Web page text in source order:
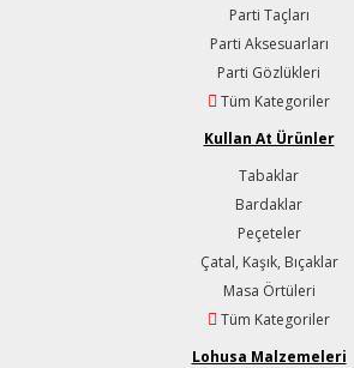
Parti Taçları
Parti Aksesuarları
Parti Gözlükleri
Tüm Kategoriler
Kullan At Ürünler
Tabaklar
Bardaklar
Peçeteler
Çatal, Kaşık, Bıçaklar
Masa Örtüleri
Tüm Kategoriler
Lohusa Malzemeleri